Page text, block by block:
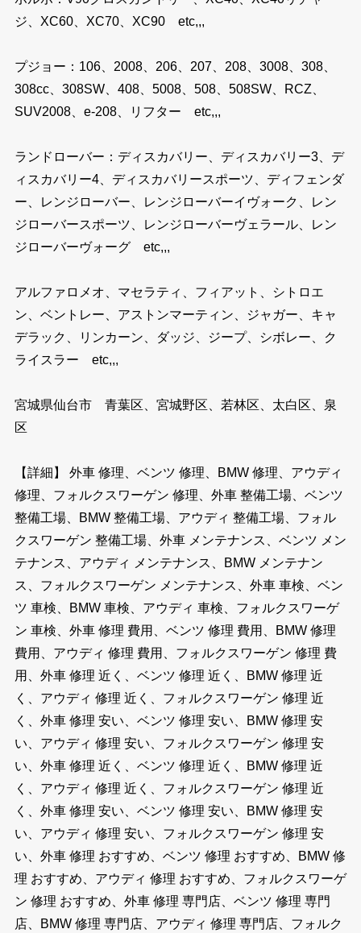
ジ、XC60、XC70、XC90 etc,,,
プジョー：106、2008、206、207、208、3008、308、
308cc、308SW、408、5008、508、508SW、RCZ、
SUV2008、e-208、リフター etc,,,
ランドローバー：ディスカバリー、ディスカバリー3、デ
ィスカバリー4、ディスカバリースポーツ、ディフェンダ
ー、レンジローバー、レンジローバーイヴォーク、レン
ジローバースポーツ、レンジローバーヴェラール、レン
ジローバーヴォーグ etc,,,
アルファロメオ、マセラティ、フィアット、シトロエ
ン、ベントレー、アストンマーティン、ジャガー、キャ
デラック、リンカーン、ダッジ、ジープ、シボレー、ク
ライスラー etc,,,
宮城県仙台市 青葉区、宮城野区、若林区、太白区、泉
区
【詳細】 外車 修理、ベンツ 修理、BMW 修理、アウディ
修理、フォルクスワーゲン 修理、外車 整備工場、ベンツ
整備工場、BMW 整備工場、アウディ 整備工場、フォル
クスワーゲン 整備工場、外車 メンテナンス、ベンツ メン
テナンス、アウディ メンテナンス、BMW メンテナン
ス、フォルクスワーゲン メンテナンス、外車 車検、ベン
ツ 車検、BMW 車検、アウディ 車検、フォルクスワーゲ
ン 車検、外車 修理 費用、ベンツ 修理 費用、BMW 修理
費用、アウディ 修理 費用、フォルクスワーゲン 修理 費
用、外車 修理 近く、ベンツ 修理 近く、BMW 修理 近
く、アウディ 修理 近く、フォルクスワーゲン 修理 近
く、外車 修理 安い、ベンツ 修理 安い、BMW 修理 安
い、アウディ 修理 安い、フォルクスワーゲン 修理 安
い、外車 修理 近く、ベンツ 修理 近く、BMW 修理 近
く、アウディ 修理 近く、フォルクスワーゲン 修理 近
く、外車 修理 安い、ベンツ 修理 安い、BMW 修理 安
い、アウディ 修理 安い、フォルクスワーゲン 修理 安
い、外車 修理 おすすめ、ベンツ 修理 おすすめ、BMW 修
理 おすすめ、アウディ 修理 おすすめ、フォルクスワーゲ
ン 修理 おすすめ、外車 修理 専門店、ベンツ 修理 専門
店、BMW 修理 専門店、アウディ 修理 専門店、フォルク